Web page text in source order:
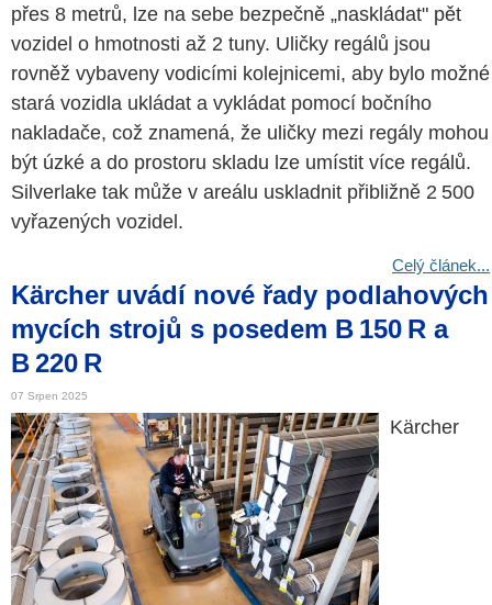
přes 8 metrů, lze na sebe bezpečně „naskládat" pět
vozidel o hmotnosti až 2 tuny. Uličky regálů jsou
rovněž vybaveny vodicími kolejnicemi, aby bylo možné
stará vozidla ukládat a vykládat pomocí bočního
nakladače, což znamená, že uličky mezi regály mohou
být úzké a do prostoru skladu lze umístit více regálů.
Silverlake tak může v areálu uskladnit přibližně 2 500
vyřazených vozidel.
Celý článek...
Kärcher uvádí nové řady podlahových
mycích strojů s posedem B 150 R a
B 220 R
07 Srpen 2025
Kärcher